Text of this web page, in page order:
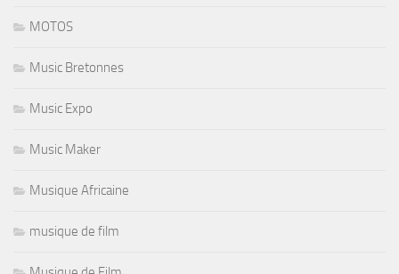
MOTOS
Music Bretonnes
Music Expo
Music Maker
Musique Africaine
musique de film